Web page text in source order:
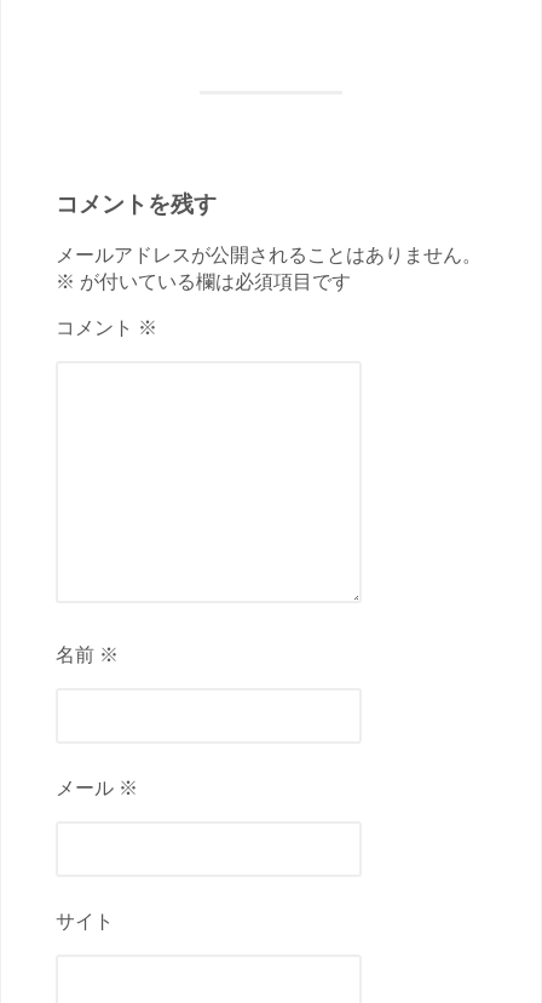
コメントを残す
メールアドレスが公開されることはありません。
※ が付いている欄は必須項目です
コメント ※
名前 ※
メール ※
サイト